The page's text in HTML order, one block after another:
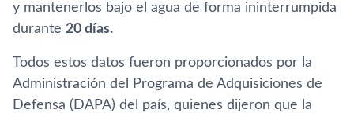
y mantenerlos bajo el agua de forma ininterrumpida
durante 20 días.
Todos estos datos fueron proporcionados por la
Administración del Programa de Adquisiciones de
Defensa (DAPA) del país, quienes dijeron que la